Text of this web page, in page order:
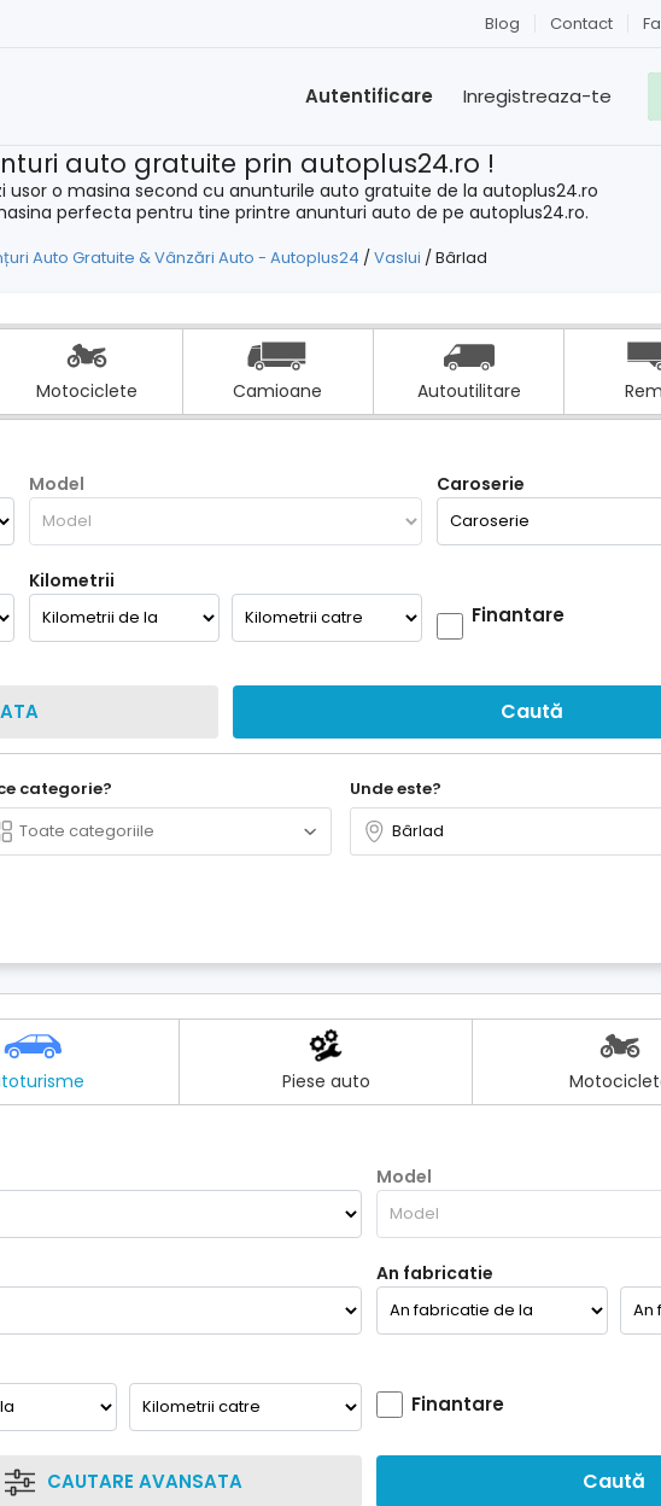
Contact
Blog
Inregistreaza-te
Autentificare
auto gratuite prin autoplus24.ro !
usor o masina second cu anunturile auto gratuite de la autoplus24.ro
perfecta pentru tine printre anunturi auto de pe autoplus24.ro.
Auto Gratuite & Vânzări Auto - Autoplus24 /Vaslui /Bârlad
Motociclete Camioane Autoutilitare
Model Caroserie
Kilometrii
Finantare
Caută
categorie? Unde este?
Piese auto
Model
An fabricatie
Finantare
CAUTARE AVANSATA Caută